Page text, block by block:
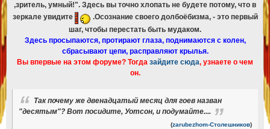
,зритель, умный!". Здесь вы точно хлопать не будете потому, что в
зеркале увидите
.Осознание своего долбоёбизма, - это первый
шаг, чтобы перестать быть мудаком.
Здесь просыпаются, протирают глаза, поднимаются с колен,
сбрасывают цепи, расправляют крылья.
Вы впервые на этом форуме? Тогда зайдите сюда, узнаете о чем
он.
Так почему же двенадцатый месяц для гоев назван
"десятым"? Вот посидите, Уотсон, и подумайте....
(zarubezhom-Столешников)